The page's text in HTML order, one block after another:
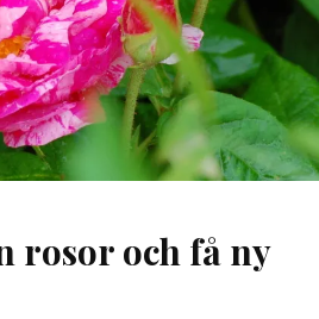
rosor och få ny